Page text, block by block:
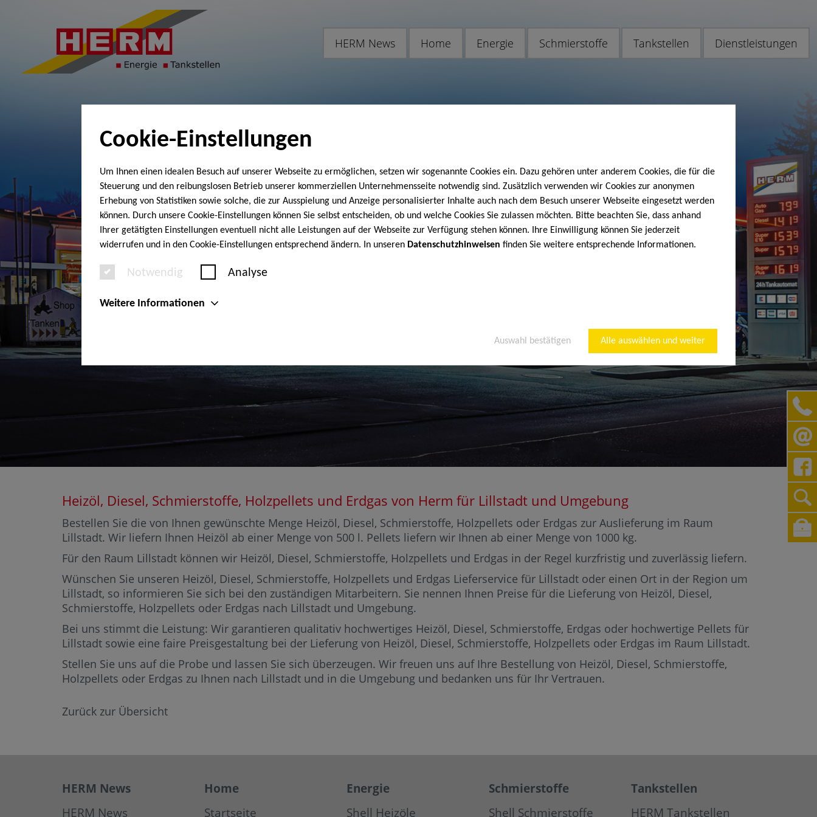
Cookie-Einstellungen
Um Ihnen einen idealen Besuch auf unserer Webseite zu ermöglichen, setzen wir sogenannte Cookies ein. Dazu gehören unter anderem Cookies, die für die
Steuerung und den reibungslosen Betrieb unserer kommerziellen Unternehmensseite notwendig sind. Zusätzlich verwenden wir Cookies zur anonymen
Erhebung von Statistiken sowie solche, die zur Ausspielung und Anzeige personalisierter Inhalte auch nach dem Besuch unserer Webseite eingesetzt werden
können. Durch unsere Cookie-Einstellungen können Sie selbst entscheiden, ob und welche Cookies Sie zulassen möchten. Bitte beachten Sie, dass anhand
Ihrer getätigten Einstellungen eventuell nicht alle Leistungen auf der Webseite zur Verfügung stehen können. Ihre Einwilligung können Sie jederzeit
widerrufen und in den Cookie-Einstellungen entsprechend ändern. In unseren Datenschutzhinweisen finden Sie weitere entsprechende Informationen.
Notwendig Analyse
Weitere Informationen
Auswahl bestätigen Alle auswählen und weiter
HERM News Home Energie Schmierstoffe Tankstellen Dienstleistungen
Heizöl, Diesel, Schmierstoffe, Holzpellets und Erdgas von Herm für Lillstadt und Umgebung
Bestellen Sie die von Ihnen gewünschte Menge Heizöl, Diesel, Schmierstoffe, Holzpellets oder Erdgas zur Auslieferung im Raum
Lillstadt. Wir liefern Ihnen Heizöl ab einer Menge von 500 l. Pellets liefern wir Ihnen ab einer Menge von 1000 kg.
Für den Raum Lillstadt können wir Heizöl, Diesel, Schmierstoffe, Holzpellets und Erdgas in der Regel kurzfristig und zuverlässig liefern.
Wünschen Sie unseren Heizöl, Diesel, Schmierstoffe, Holzpellets und Erdgas Lieferservice für Lillstadt oder einen Ort in der Region um
Lillstadt, so informieren Sie sich bei den zuständigen Mitarbeitern. Sie nennen Ihnen Preise für die Lieferung von Heizöl, Diesel,
Schmierstoffe, Holzpellets oder Erdgas nach Lillstadt und Umgebung.
Bei uns stimmt die Leistung: Wir garantieren qualitativ hochwertiges Heizöl, Diesel, Schmierstoffe, Erdgas oder hochwertige Pellets für
Lillstadt sowie eine faire Preisgestaltung bei der Lieferung von Heizöl, Diesel, Schmierstoffe, Holzpellets oder Erdgas im Raum Lillstadt.
Stellen Sie uns auf die Probe und lassen Sie sich überzeugen. Wir freuen uns auf Ihre Bestellung von Heizöl, Diesel, Schmierstoffe,
Holzpellets oder Erdgas zu Ihnen nach Lillstadt und in die Umgebung und bedanken uns für Ihr Vertrauen.
Zurück zur Übersicht
HERM News
HERM News
Home
Startseite
Energie
Shell Heizöle
Schmierstoffe
Shell Schmierstoffe
Tankstellen
HERM Tankstellen